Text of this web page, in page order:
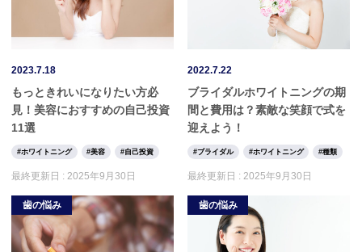
2023.7.18
もっときれいになりたい方必
見！美容におすすめの自己投資
11選
ホワイトニング 美容 自己投資
最終更新日 : 2025年9月30日
2022.7.22
ブライダルホワイトニングの期
間と費用は？素敵な笑顔で式を
迎えよう！
ブライダル ホワイトニング 種類
最終更新日 :2025年9月30日
歯の悩み 歯の悩み